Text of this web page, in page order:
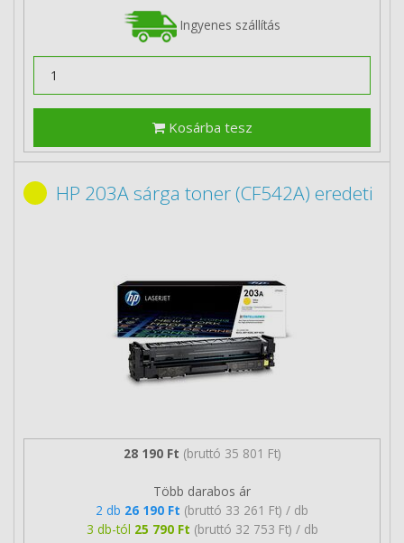
Ingyenes szállítás
Kosárba tesz
HP 203A sárga toner (CF542A) eredeti
28 190 Ft (bruttó 35 801 Ft)
Több darabos ár
2 db 26 190 Ft (bruttó 33 261 Ft) / db
3 db-tól 25 790 Ft (bruttó 32 753 Ft) / db